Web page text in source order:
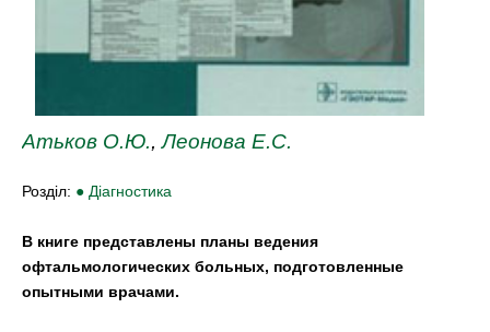
Атьков О.Ю.,Леонова Е.С.
Розділ: ● Діагностика
В книге представлены планы ведения
офтальмологических больных, подготовленные
опытными врачами.